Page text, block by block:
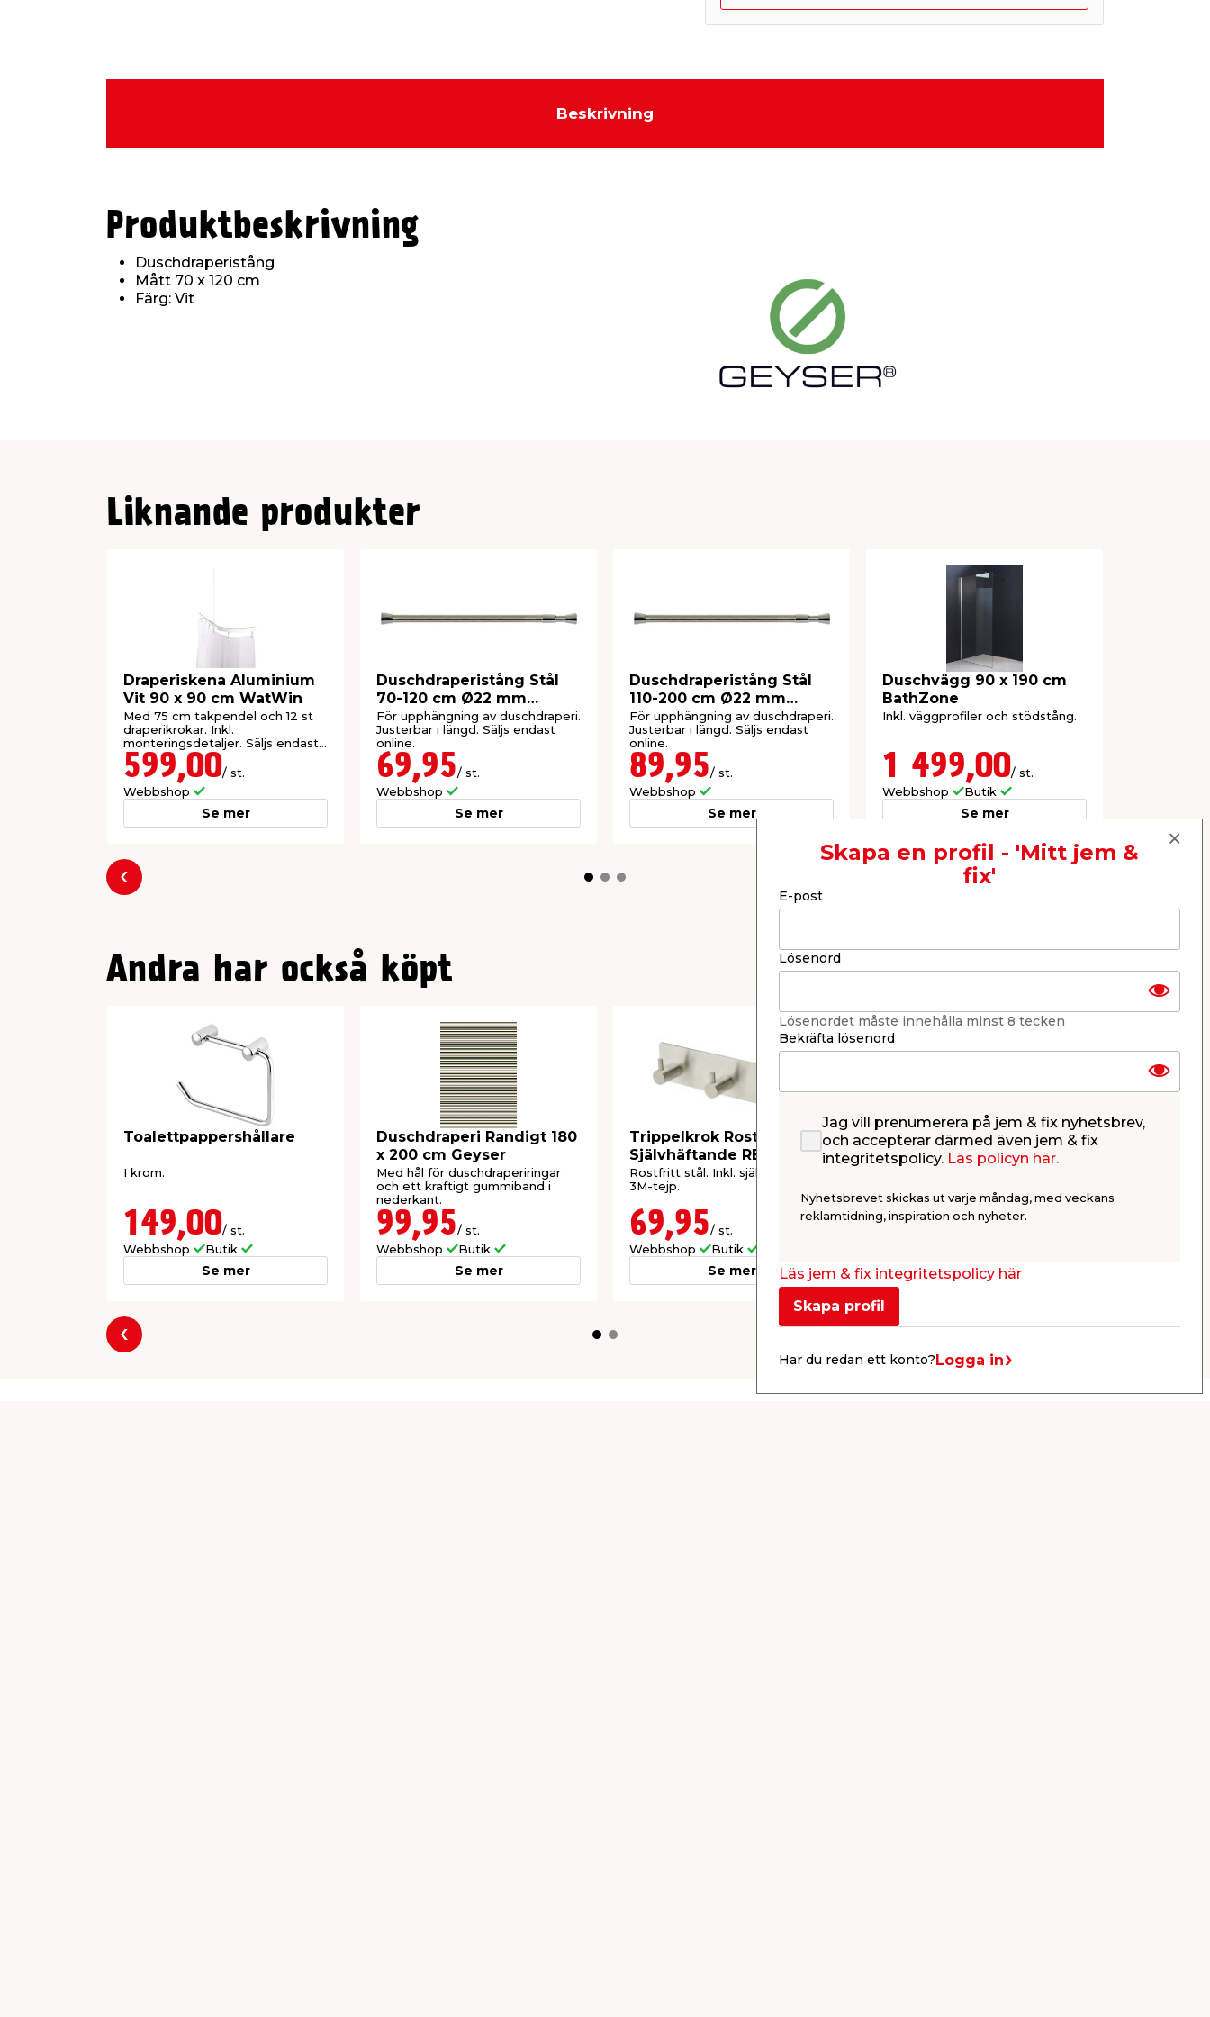
Beskrivning
Produktbeskrivning
Duschdraperistång
Mått 70 x 120 cm
Färg: Vit
Liknande produkter
Draperiskena Aluminium
Vit 90 x 90 cm WatWin
Med 75 cm takpendel och 12 st
draperikrokar. Inkl.
monteringsdetaljer. Säljs endast
online.
599,00/ st.
Webbshop
Se mer
Duschdraperistång Stål
70-120 cm Ø22 mm
Geyser
För upphängning av duschdraperi.
Justerbar i längd. Säljs endast
online.
69,95/ st.
Webbshop
Se mer
Duschdraperistång Stål
110-200 cm Ø22 mm
Geyser
För upphängning av duschdraperi.
Justerbar i längd. Säljs endast
online.
89,95/ st.
Webbshop
Se mer
Duschvägg 90 x 190 cm
BathZone
Inkl. väggprofiler och stödstång.
1 499,00/ st.
Webbshop
Butik
Se mer
Föregående
Andra har också köpt
Toalettpappershållare
I krom.
149,00/ st.
Webbshop
Butik
Se mer
Duschdraperi Randigt 180
x 200 cm Geyser
Med hål för duschdraperiringar
och ett kraftigt gummiband i
nederkant.
99,95/ st.
Webbshop
Butik
Se mer
Trippelkrok Rostfri
Självhäftande REN
Rostfritt stål. Inkl. självhäftande
3M-tejp.
69,95/ st.
Webbshop
Butik
Se mer
Duschstångset Basic Jet
199,00
Se mer
Föregående
Skapa en profil - 'Mitt jem &
fix'
E-post
Lösenord
Lösenordet måste innehålla minst 8 tecken
Bekräfta lösenord
Jag vill prenumerera på jem & fix nyhetsbrev,
och accepterar därmed även jem & fix
integritetspolicy. Läs policyn här.
Nyhetsbrevet skickas ut varje måndag, med veckans
reklamtidning, inspiration och nyheter.
Läs jem & fix integritetspolicy här
Skapa profil
Har du redan ett konto?Logga in